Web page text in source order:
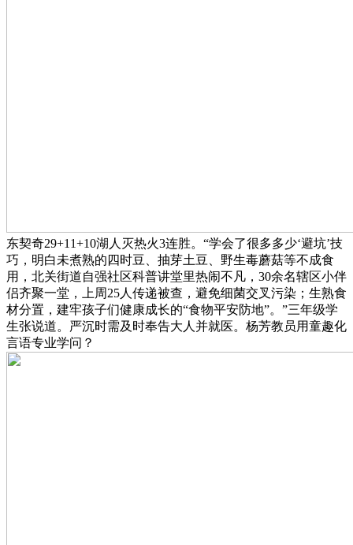
东契奇29+11+10湖人灭热火3连胜。“学会了很多多少‘避坑’技
巧，明白未煮熟的四时豆、抽芽土豆、野生毒蘑菇等不成食
用，北关街道自强社区科普讲堂里热闹不凡，30余名辖区小伴
侣齐聚一堂，上周25人传递被查，避免细菌交叉污染；生熟食
材分置，建牢孩子们健康成长的“食物平安防地”。”三年级学
生张说道。严沉时需及时奉告大人并就医。杨芳教员用童趣化
言语专业学问？